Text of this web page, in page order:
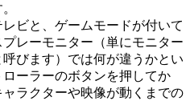
ビと、ゲームモードが付いて
レーモニター（単にモニター
びます）では何が違うかとい
ーラーのボタンを押してか
ラクターや映像が動くまでの